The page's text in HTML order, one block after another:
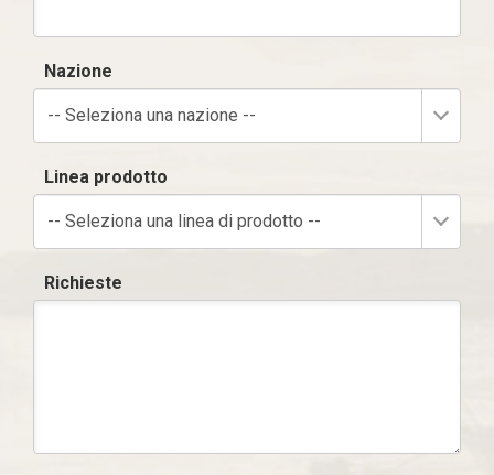
Nazione
-- Seleziona una nazione --
Linea prodotto
-- Seleziona una linea di prodotto --
Richieste